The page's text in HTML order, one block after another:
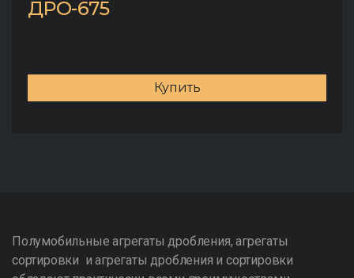
ДРО-675
Купить
Полумобильные агрегаты дробления, агрегаты
сортировки и агрегаты дробления и сортировки